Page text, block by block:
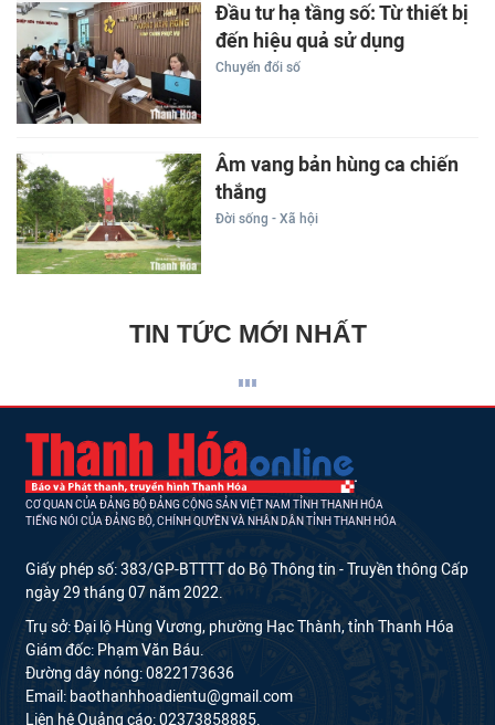
Đầu tư hạ tầng số: Từ thiết bị
đến hiệu quả sử dụng
Chuyển đổi số
Âm vang bản hùng ca chiến
thắng
Đời sống - Xã hội
TIN TỨC MỚI NHẤT
CƠ QUAN CỦA ĐẢNG BỘ ĐẢNG CỘNG SẢN VIỆT NAM TỈNH THANH HÓA
TIẾNG NÓI CỦA ĐẢNG BỘ, CHÍNH QUYỀN VÀ NHÂN DÂN TỈNH THANH HÓA
Giấy phép số: 383/GP-BTTTT do Bộ Thông tin - Truyền thông Cấp
ngày 29 tháng 07 năm 2022.
Trụ sở: Đại lộ Hùng Vương, phường Hạc Thành, tỉnh Thanh Hóa
Giám đốc: Phạm Văn Báu.
Đường dây nóng: 0822173636
Email: baothanhhoadientu@gmail.com
Liên hệ Quảng cáo: 02373858885.